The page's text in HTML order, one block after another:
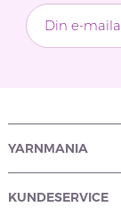
YARNMANIA
KUNDESERVICE